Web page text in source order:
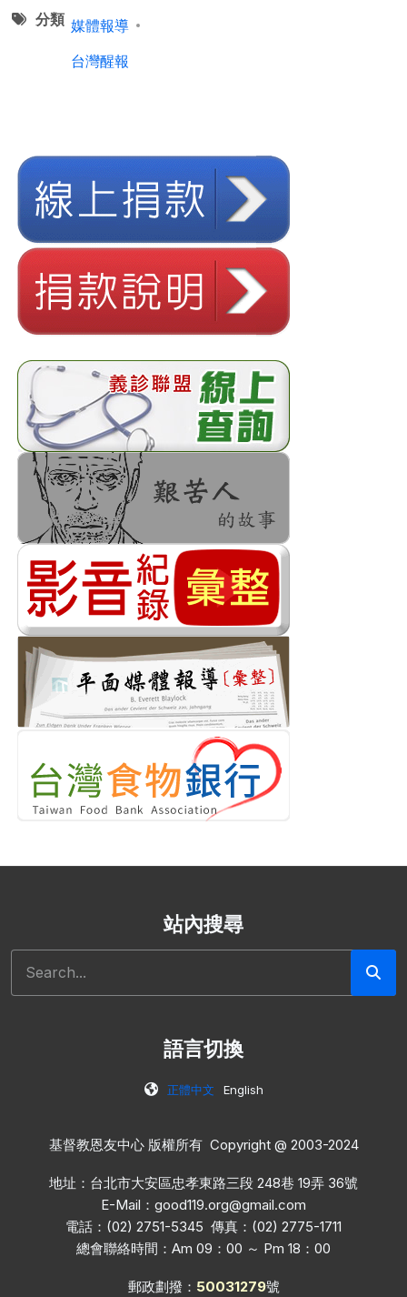
分類 媒體報導
台灣醒報
站內搜尋
語言切換
正體中文 English
基督教恩友中心 版權所有 Copyright @ 2003-2024
地址：台北市大安區忠孝東路三段 248巷 19弄 36號
E-Mail： good119.org@gmail.com
電話：(02) 2751-5345 傳真：(02) 2775-1711
總會聯絡時間：Am 09：00 ～ Pm 18：00
郵政劃撥： 50031279號